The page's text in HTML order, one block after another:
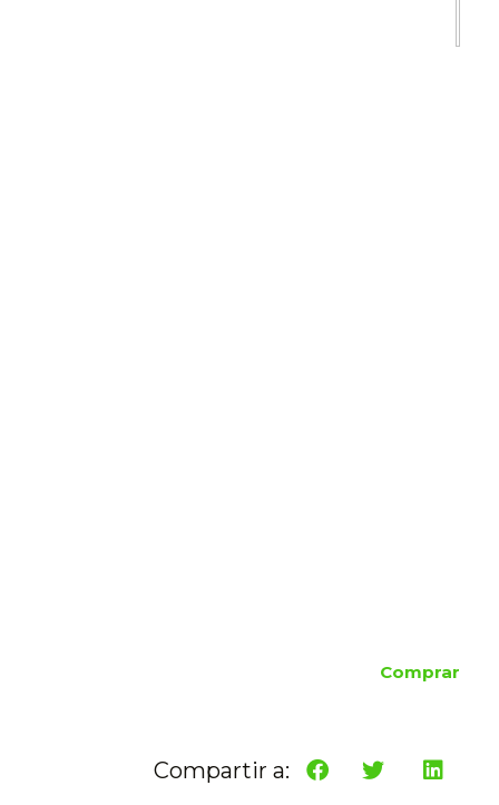
Comprar
Compartir a: